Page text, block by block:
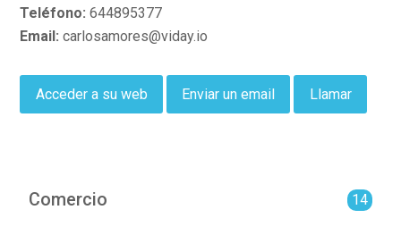
Teléfono: 644895377
Email: carlosamores@viday.io
Acceder a su web Enviar un email Llamar
Comercio 14